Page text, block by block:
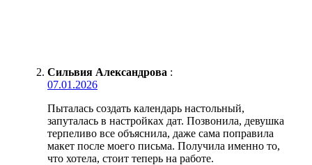
Сильвия Александрова :
07.01.2026
Пыталась создать календарь настольный,
запуталась в настройках дат. Позвонила, девушка
терпеливо все объяснила, даже сама поправила
макет после моего письма. Получила именно то,
что хотела, стоит теперь на работе.